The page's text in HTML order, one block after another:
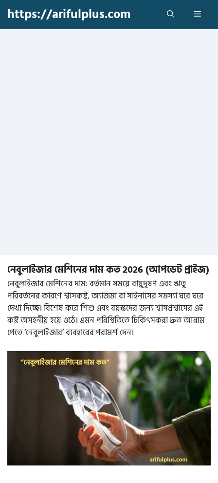
content
https://arifulplus.com Menu
নেবুলাইজার মেশিনের দাম কত 2026 (আপডেট প্রাইজ)
নেবুলাইজার মেশিনের দাম: বর্তমান সময়ে বায়ুদূষণ এবং ঋতু
পরিবর্তনের কারণে শ্বাসকষ্ট, অ্যাজমা বা সাইনাসের সমস্যা ঘরে ঘরে
দেখা দিচ্ছে। বিশেষ করে শিশু এবং বয়স্কদের জন্য শ্বাসপ্রশ্বাসের এই
কষ্ট অসহনীয় হয়ে ওঠে। এমন পরিস্থিতিতে চিকিৎসকরা দ্রুত আরাম
পেতে ‘নেবুলাইজার’ ব্যবহারের পরামর্শ দেন।